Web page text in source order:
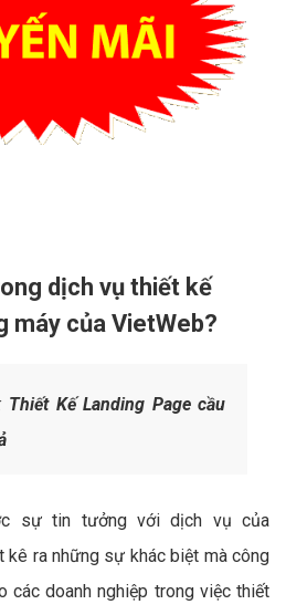
dịch vụ thiết kế
máy của VietWeb?
Thiết Kế Landing Page cầu
sự tin tưởng với dịch vụ của
kê ra những sự khác biệt mà công
các doanh nghiệp trong việc thiết